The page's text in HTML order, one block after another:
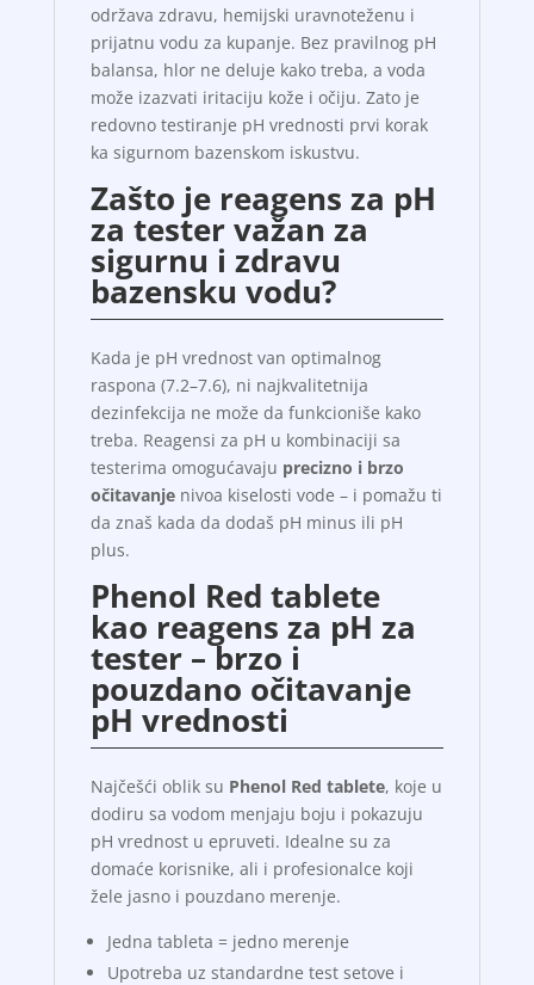
održava zdravu, hemijski uravnoteženu i
prijatnu vodu za kupanje. Bez pravilnog pH
balansa, hlor ne deluje kako treba, a voda
može izazvati iritaciju kože i očiju. Zato je
redovno testiranje pH vrednosti prvi korak
ka sigurnom bazenskom iskustvu.
Zašto je reagens za pH
za tester važan za
sigurnu i zdravu
bazensku vodu?
Kada je pH vrednost van optimalnog
raspona (7.2–7.6), ni najkvalitetnija
dezinfekcija ne može da funkcioniše kako
treba. Reagensi za pH u kombinaciji sa
testerima omogućavaju precizno i brzo
očitavanjenivoa kiselosti vode – i pomažu ti
da znaš kada da dodaš pH minus ili pH
plus.
Phenol Red tablete
kao reagens za pH za
tester – brzo i
pouzdano očitavanje
pH vrednosti
Najčešći oblik su Phenol Red tablete, koje u
dodiru sa vodom menjaju boju i pokazuju
pH vrednost u epruveti. Idealne su za
domaće korisnike, ali i profesionalce koji
žele jasno i pouzdano merenje.
Jedna tableta = jedno merenje
Upotreba uz standardne test setove i